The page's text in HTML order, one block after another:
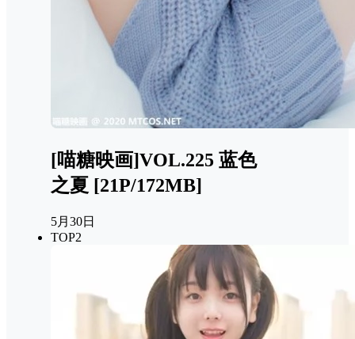
[喵糖映画]VOL.225 蓝色
之夏 [21P/172MB]
5月30日
TOP2